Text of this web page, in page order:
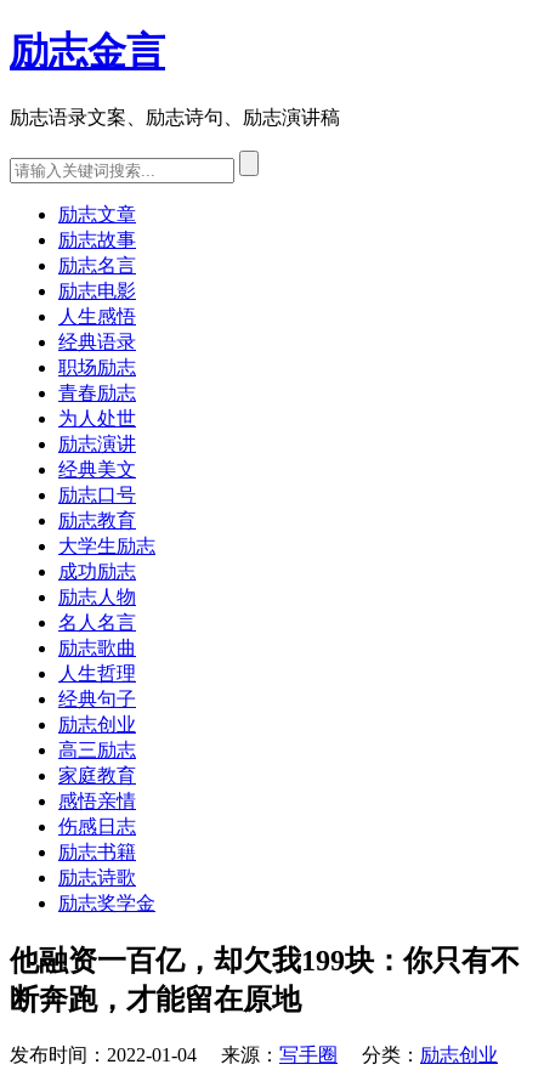
励志金言
励志语录文案、励志诗句、励志演讲稿
励志文章
励志故事
励志名言
励志电影
人生感悟
经典语录
职场励志
青春励志
为人处世
励志演讲
经典美文
励志口号
励志教育
大学生励志
成功励志
励志人物
名人名言
励志歌曲
人生哲理
经典句子
励志创业
高三励志
家庭教育
感悟亲情
伤感日志
励志书籍
励志诗歌
励志奖学金
他融资一百亿，却欠我199块：你只有不
断奔跑，才能留在原地
发布时间：2022-01-04 来源： 写手圈 分类： 励志创业